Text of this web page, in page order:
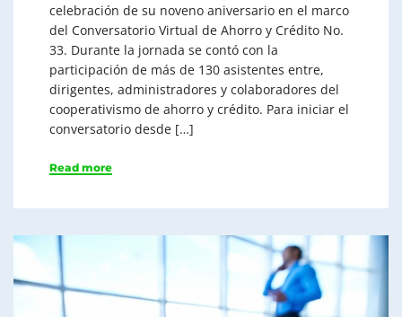
celebración de su noveno aniversario en el marco
del Conversatorio Virtual de Ahorro y Crédito No.
33. Durante la jornada se contó con la
participación de más de 130 asistentes entre,
dirigentes, administradores y colaboradores del
cooperativismo de ahorro y crédito. Para iniciar el
conversatorio desde […]
Read more